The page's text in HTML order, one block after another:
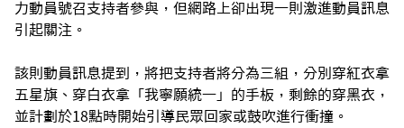
力動員號召支持者參與，但網路上卻出現一則激進動員訊息
引起關注。
該則動員訊息提到，將把支持者將分為三組，分別穿紅衣拿
五星旗、穿白衣拿「我寧願統一」的手板，剩餘的穿黑衣，
並計劃於18點時開始引導民眾回家或鼓吹進行衝撞。